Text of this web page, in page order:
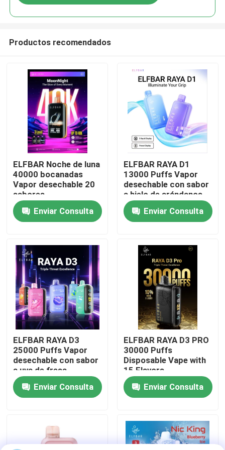
Productos
Videos
Sobre nosotros
Visita a la fábrica
Control de Calidad
Contacto
Solicitar una cotización
ELFBAR Vape
Productos recomendados
ELFBAR Noche de luna
40000 bocanadas
Vapor desechable 20
sabores
Enviar Consulta
ELFBAR RAYA D1
13000 Puffs Vapor
desechable con sabor
a hielo de arándanos
Enviar Consulta
ELFBAR RAYA D3
25000 Puffs Vapor
desechable con sabor
a uva de fresa
Enviar Consulta
ELFBAR RAYA D3 PRO
30000 Puffs
Disposable Vape with
15 Flavors
Enviar Consulta